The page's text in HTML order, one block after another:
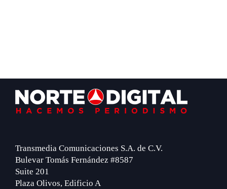
Footer
Transmedia Comunicaciones S.A. de C.V.
Bulevar Tomás Fernández #8587
Suite 201
Plaza Olivos, Edificio A